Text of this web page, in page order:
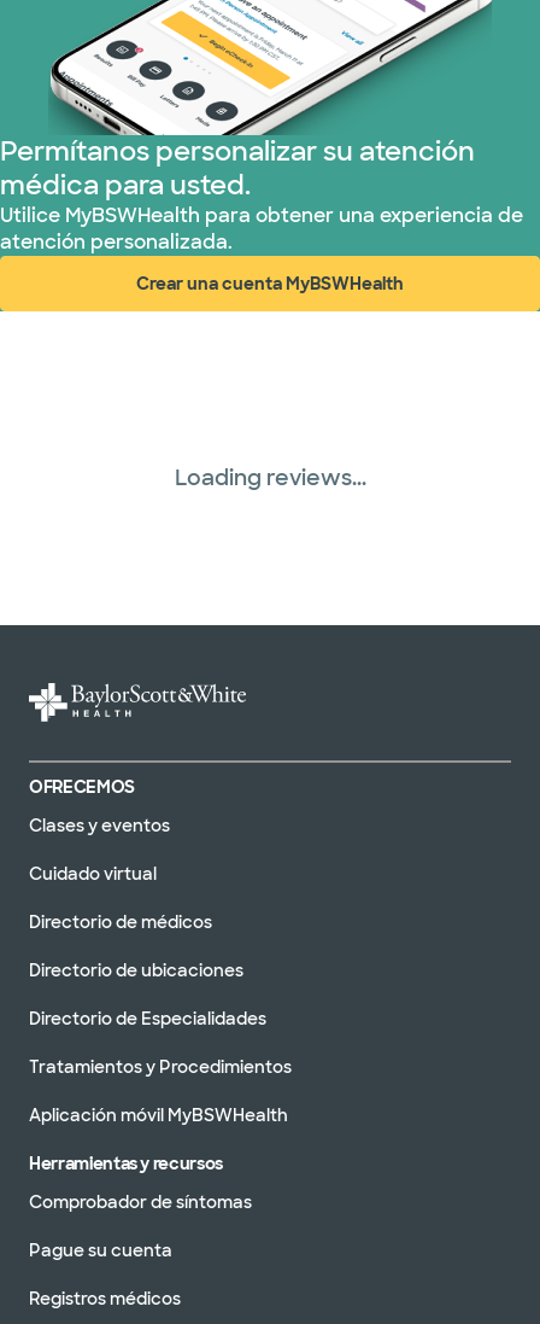
Permítanos personalizar su atención
médica para usted.
Utilice MyBSWHealth para obtener una experiencia de
atención personalizada.
Crear una cuenta MyBSWHealth
(abre en ventana nueva)
Loading reviews...
OFRECEMOS
Clases y eventos
Cuidado virtual
Directorio de médicos
Directorio de ubicaciones
Directorio de Especialidades
Tratamientos y Procedimientos
Aplicación móvil MyBSWHealth
Herramientas y recursos
Comprobador de síntomas
Pague su cuenta
Registros médicos